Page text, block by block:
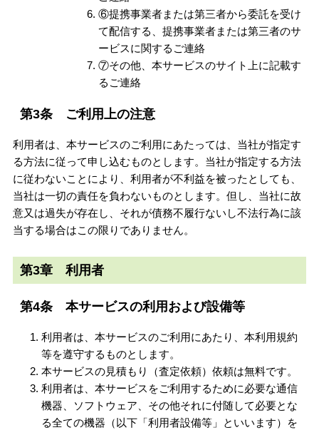
⑥提携事業者または第三者から委託を受け
て配信する、提携事業者または第三者のサ
ービスに関するご連絡
⑦その他、本サービスのサイト上に記載す
るご連絡
第3条 ご利用上の注意
利用者は、本サービスのご利用にあたっては、当社が指定す
る方法に従って申し込むものとします。当社が指定する方法
に従わないことにより、利用者が不利益を被ったとしても、
当社は一切の責任を負わないものとします。但し、当社に故
意又は過失が存在し、それが債務不履行ないし不法行為に該
当する場合はこの限りでありません。
第3章 利用者
第4条 本サービスの利用および設備等
利用者は、本サービスのご利用にあたり、本利用規約
等を遵守するものとします。
本サービスの見積もり（査定依頼）依頼は無料です。
利用者は、本サービスをご利用するために必要な通信
機器、ソフトウェア、その他それに付随して必要とな
る全ての機器（以下「利用者設備等」といいます）を